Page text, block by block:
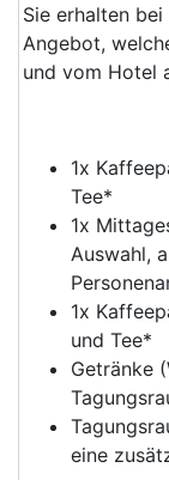
Sie erhalten
Angebot,
und vom Hotel
1x
Tee*
1x
Auswahl,
1x
und Tee*
Getränke
eine